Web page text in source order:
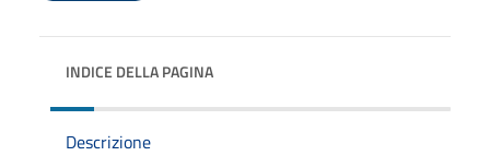
INDICE DELLA PAGINA
Descrizione